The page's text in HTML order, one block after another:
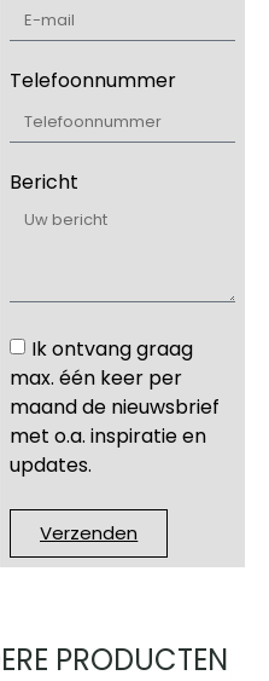
Telefoonnummer
Bericht
Ik ontvang graag
max. één keer per
maand de nieuwsbrief
met o.a. inspiratie en
updates.
Verzenden
PRODUCTEN